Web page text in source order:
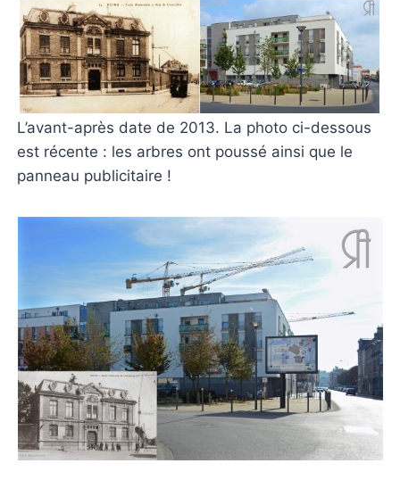
L’avant-après date de 2013. La photo ci-dessous
est récente : les arbres ont poussé ainsi que le
panneau publicitaire !